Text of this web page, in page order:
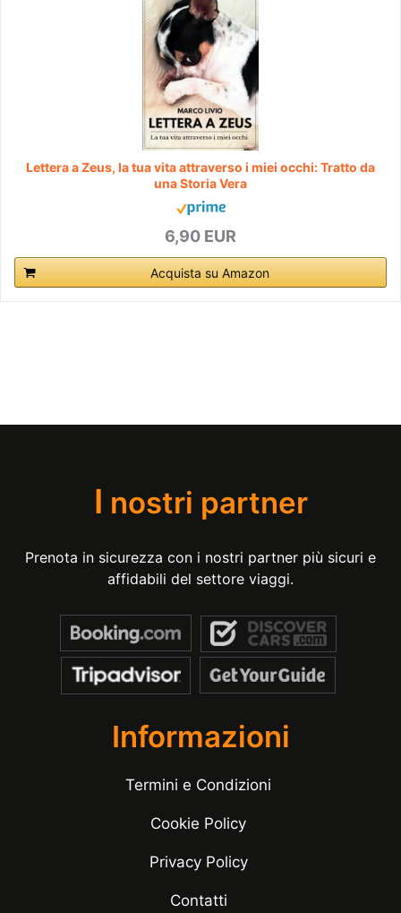
Lettera a Zeus, la tua vita attraverso i miei occhi: Tratto da
una Storia Vera
6,90 EUR
Acquista su Amazon
I nostri partner
Prenota in sicurezza con i nostri partner più sicuri e
affidabili del settore viaggi.
Informazioni
Termini e Condizioni
Cookie Policy
Privacy Policy
Contatti